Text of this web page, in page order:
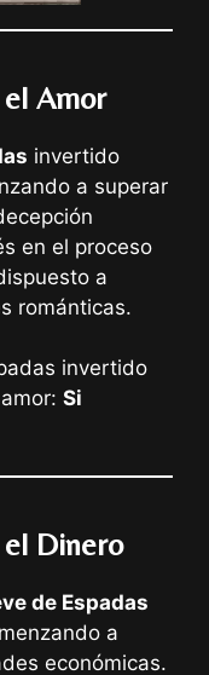
Amor
invertido
a superar
en el proceso
a
románticas.
invertido
Si
Dinero
de Espadas
a
económicas.